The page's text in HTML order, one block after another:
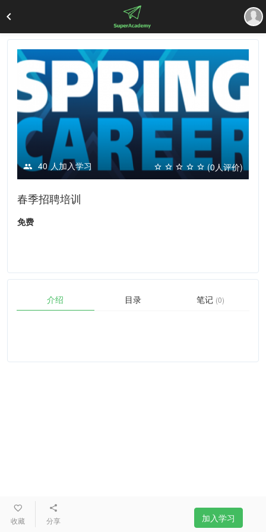
40 人加入学习 (0人评价)
春季招聘培训
免费
收藏 分享 加入学习
介绍 目录 笔记 (0)